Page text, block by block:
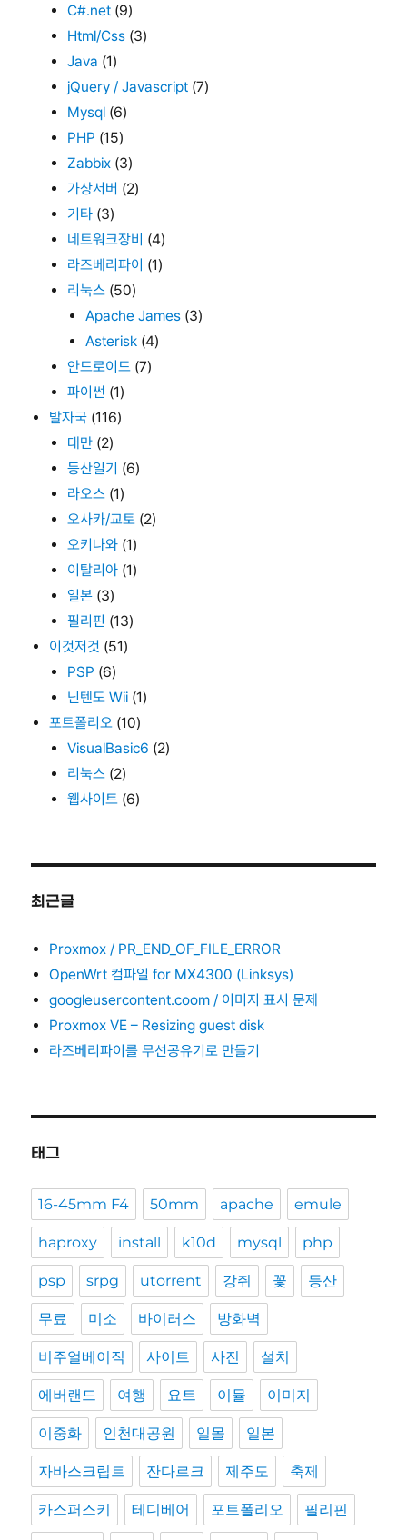
C#.net (9)
Html/Css (3)
Java (1)
jQuery / Javascript (7)
Mysql (6)
PHP (15)
Zabbix (3)
가상서버 (2)
기타 (3)
네트워크장비 (4)
라즈베리파이 (1)
리눅스 (50)
Apache James (3)
Asterisk (4)
안드로이드 (7)
파이썬 (1)
발자국 (116)
대만 (2)
등산일기 (6)
라오스 (1)
오사카/교토 (2)
오키나와 (1)
이탈리아 (1)
일본 (3)
필리핀 (13)
이것저것 (51)
PSP (6)
닌텐도 Wii (1)
포트폴리오 (10)
VisualBasic6 (2)
리눅스 (2)
웹사이트 (6)
최근글
Proxmox / PR_END_OF_FILE_ERROR
OpenWrt 컴파일 for MX4300 (Linksys)
googleusercontent.coom / 이미지 표시 문제
Proxmox VE – Resizing guest disk
라즈베리파이를 무선공유기로 만들기
태그
16-45mm F4 50mm apache emule
haproxy install k10d mysql php
psp srpg utorrent 강쥐 꽃 등산
무료 미소 바이러스 방화벽
비주얼베이직 사이트 사진 설치
에버랜드 여행 요트 이뮬 이미지
이중화 인천대공원 일몰 일본
자바스크립트 잔다르크 제주도 축제
카스퍼스키 테디베어 포트폴리오 필리핀